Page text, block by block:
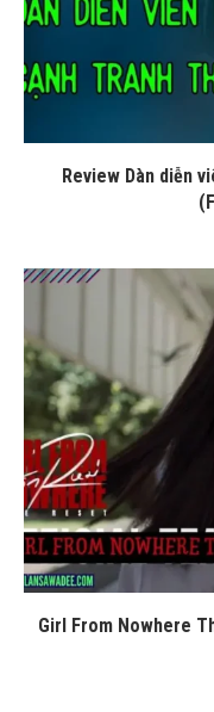
Review Dàn diễn
Girl From Nowhere